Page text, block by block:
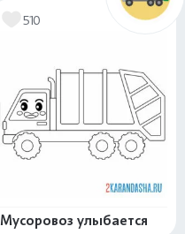
510
Мусоровоз улыбается